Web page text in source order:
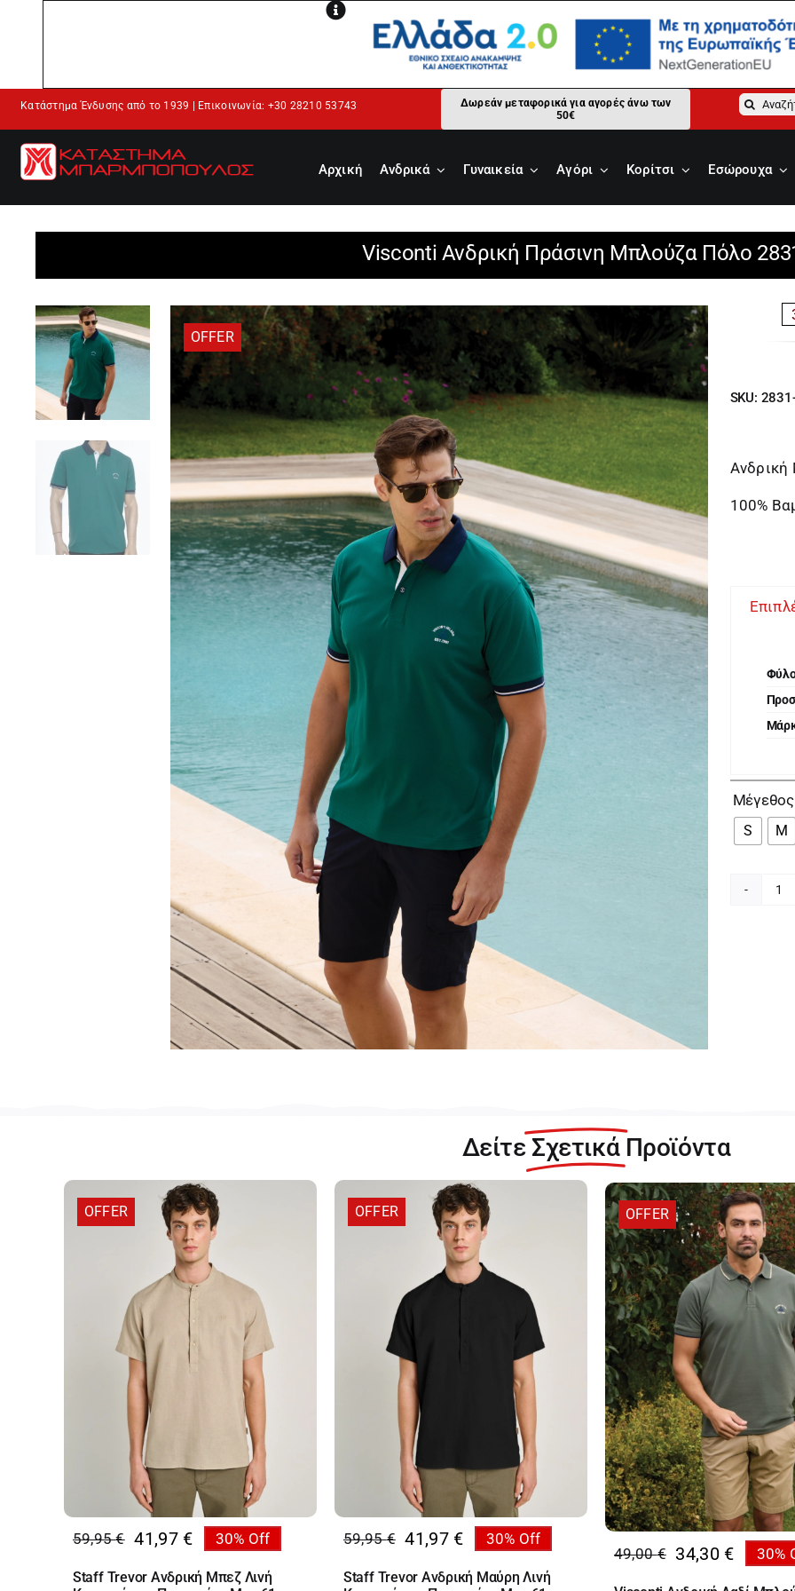
Κατάστημα Ένδυσης από το 1939 | Επικοινωνία: +30 28210 53743
Δωρεάν μεταφορικά για αγορές άνω των
50€
Αρχική Ανδρικά Γυναικεία Αγόρι Κορίτσι Εσώρουχα
Visconti Ανδρική Πράσινη Μπλούζα Πόλο
OFFER
SKU:
100%
Μέγεθος
S M
Δείτε Σχετικά Προϊόντα
OFFER
59,95€
Original
price
41,97 €
Η
τρέχουσα
30% Off
Staff Trevor Ανδρική Μπεζ Λινή
OFFER
59,95€
Original
price
41,97 €
Η
τρέχουσα
30% Off
Staff Trevor Ανδρική Μαύρη Λινή
OFFER
49,00€
Original
price
34,30 €
Η
τρέχουσα
30%